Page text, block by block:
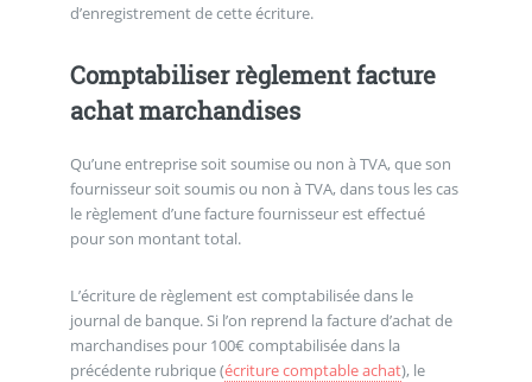
d’enregistrement de cette écriture.
Comptabiliser règlement facture
achat marchandises
Qu’une entreprise soit soumise ou non à TVA, que son
fournisseur soit soumis ou non à TVA, dans tous les cas
le règlement d’une facture fournisseur est effectué
pour son montant total.
L’écriture de règlement est comptabilisée dans le
journal de banque. Si l’on reprend la facture d’achat de
marchandises pour 100€ comptabilisée dans la
précédente rubrique (écriture comptable achat), le